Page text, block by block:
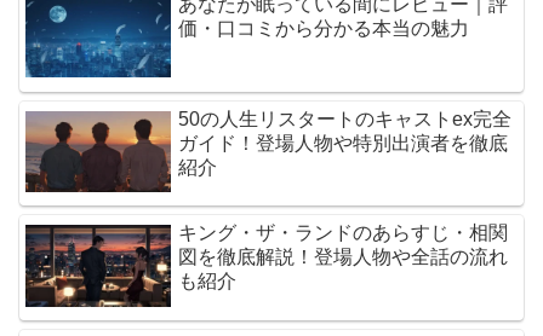
価・口コミから分かる本当の魅力
50の人生リスタートのキャストex完全
ガイド！登場人物や特別出演者を徹底
紹介
キング・ザ・ランドのあらすじ・相関
図を徹底解説！登場人物や全話の流れ
も紹介